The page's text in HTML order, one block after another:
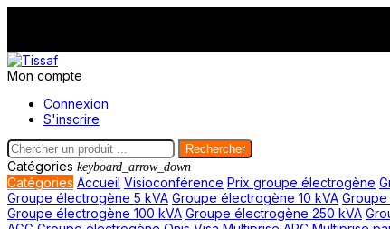
Mon compte
Connexion
S'inscrire
Rechercher
Catégories keyboard_arrow_down
Catégories Accueil Visioconférence Prix groupe électrogène
Groupe électrogène 5 kVA Groupe électrogène 10 kVA
Groupe électrogène 100 kVA Groupe électrogène 250 kVA